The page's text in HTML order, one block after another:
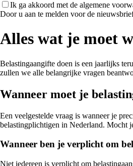
Ik ga akkoord met de algemene
Door u aan te melden voor de
Alles wat je moet
Belastingaangifte doen is een jaarlijks
zullen we alle belangrijke vragen
Wanneer moet je
Een veelgestelde vraag is wanneer je
belastingplichtigen in Nederland. Mocht
Wanneer ben je verplicht om
Niet iedereen is verplicht om